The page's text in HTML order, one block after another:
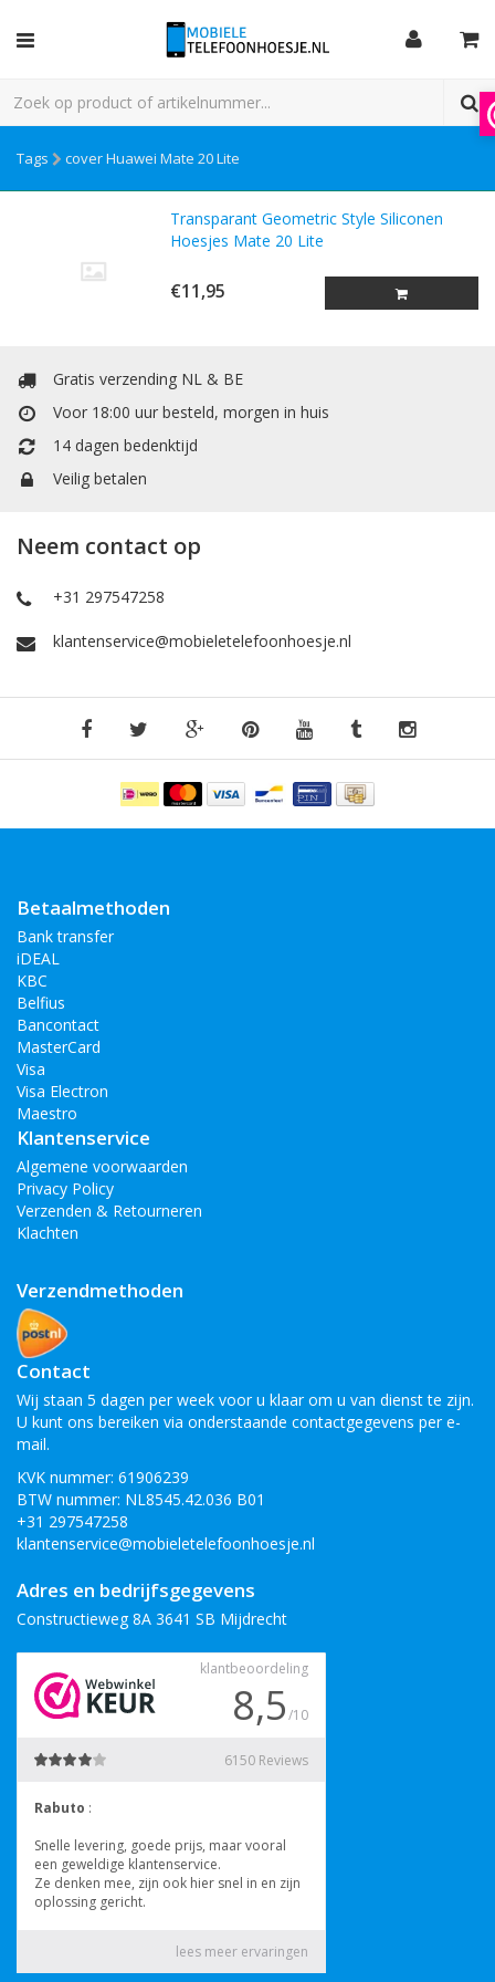
Tags cover Huawei Mate 20 Lite
Transparant Geometric Style Siliconen
Hoesjes Mate 20 Lite
€11,95
Gratis verzending NL & BE
Voor 18:00 uur besteld, morgen in huis
14 dagen bedenktijd
Veilig betalen
Neem contact op
+31 297547258
klantenservice@mobieletelefoonhoesje.nl
Betaalmethoden
Bank transfer
iDEAL
KBC
Belfius
Bancontact
MasterCard
Visa
Visa Electron
Maestro
Klantenservice
Algemene voorwaarden
Privacy Policy
Verzenden & Retourneren
Klachten
Verzendmethoden
Contact
Wij staan 5 dagen per week voor u klaar om u van dienst te zijn.
U kunt ons bereiken via onderstaande contactgegevens per e-
mail.
KVK nummer: 61906239
BTW nummer: NL8545.42.036 B01
+31 297547258
klantenservice@mobieletelefoonhoesje.nl
Adres en bedrijfsgegevens
Constructieweg 8A 3641 SB Mijdrecht